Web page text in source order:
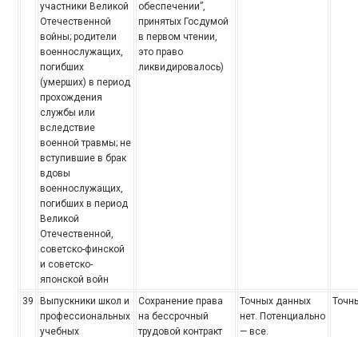
участники Великой
Отечественной
войны; родители
военнослужащих,
погибших
(умерших) в период
прохождения
службы или
вследствие
военной травмы; не
вступившие в брак
вдовы
военнослужащих,
погибших в период
Великой
Отечественной,
советско-финской
и советско-
японской войн
обеспечении”,
принятых Госдумой
в первом чтении,
это право
ликвидировалось)
39
Выпускники школ и
профессиональных
учебных
Сохранение права
на бессрочный
трудовой контракт
Точных данных
нет. Потенциально
— все.